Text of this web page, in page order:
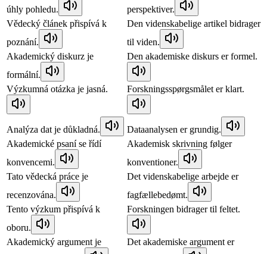
úhly pohledu.
perspektiver.
Vědecký článek přispívá k
poznání.
Den videnskabelige artikel bidrager
til viden.
Akademický diskurz je
formální.
Den akademiske diskurs er formel.
Výzkumná otázka je jasná. Forskningsspørgsmålet er klart.
Analýza dat je důkladná.
Dataanalysen er grundig.
Akademické psaní se řídí
konvencemi.
Akademisk skrivning følger
konventioner.
Tato vědecká práce je
recenzována.
Det videnskabelige arbejde er
fagfællebedømt.
Tento výzkum přispívá k
oboru.
Forskningen bidrager til feltet.
Akademický argument je
Det akademiske argument er